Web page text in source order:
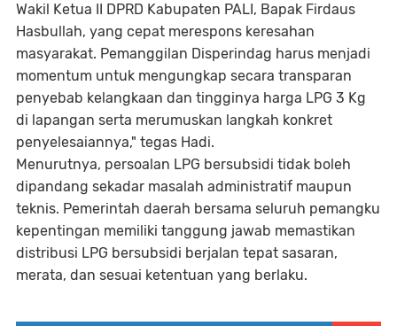
Wakil Ketua II DPRD Kabupaten PALI, Bapak Firdaus
Hasbullah, yang cepat merespons keresahan
masyarakat. Pemanggilan Disperindag harus menjadi
momentum untuk mengungkap secara transparan
penyebab kelangkaan dan tingginya harga LPG 3 Kg
di lapangan serta merumuskan langkah konkret
penyelesaiannya," tegas Hadi.
Menurutnya, persoalan LPG bersubsidi tidak boleh
dipandang sekadar masalah administratif maupun
teknis. Pemerintah daerah bersama seluruh pemangku
kepentingan memiliki tanggung jawab memastikan
distribusi LPG bersubsidi berjalan tepat sasaran,
merata, dan sesuai ketentuan yang berlaku.